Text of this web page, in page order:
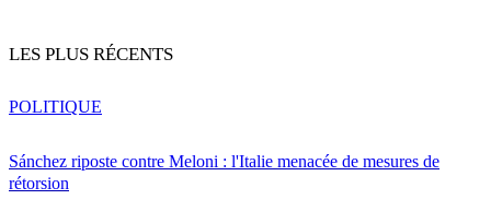
LES PLUS RÉCENTS
Sánchez riposte contre Meloni : l'Italie menacée de mesures de
rétorsion
POLITIQUE